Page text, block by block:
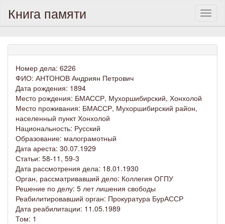
Книга памяти
Номер дела: 6226
ФИО: АНТОНОВ Андриян Петрович
Дата рождения: 1894
Место рождения: БМАССР, Мухоршибирский, Хонхолой
Место проживания: БМАССР, Мухоршибирский район,
населенный пункт Хонхолой
Национальность: Русский
Образование: малограмотный
Дата ареста: 30.07.1929
Статьи: 58-11, 59-3
Дата рассмотрения дела: 18.01.1930
Орган, рассматривавший дело: Коллегия ОГПУ
Решение по делу: 5 лет лишения свободы
Реабилитировавший орган: Прокуратура БурАССР
Дата реабилитации: 11.05.1989
Том: 1